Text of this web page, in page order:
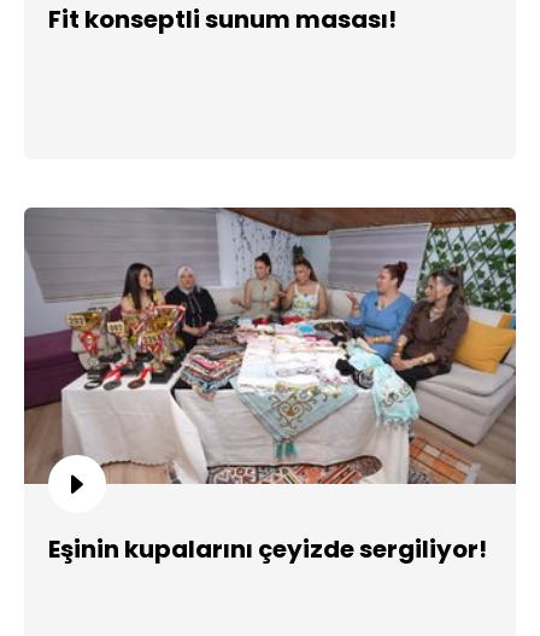
Fit konseptli sunum masası!
Eşinin kupalarını çeyizde sergiliyor!